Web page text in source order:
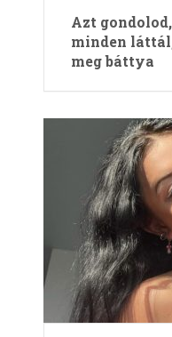
Azt
minden
meg báttya